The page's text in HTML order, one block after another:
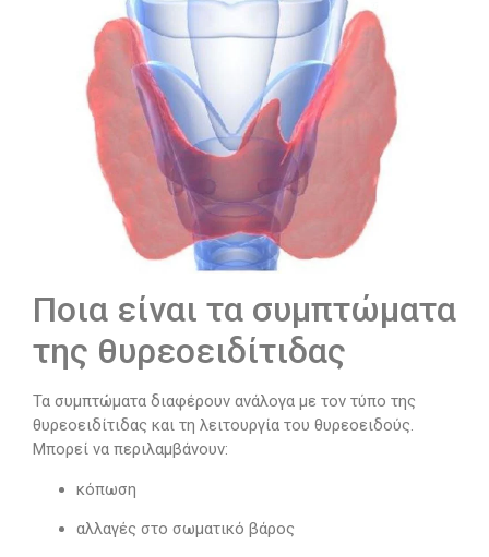
Ποια είναι τα συμπτώματα
της θυρεοειδίτιδας
Τα συμπτώματα διαφέρουν ανάλογα με τον τύπο της
θυρεοειδίτιδας και τη λειτουργία του θυρεοειδούς.
Μπορεί να περιλαμβάνουν:
κόπωση
αλλαγές στο σωματικό βάρος